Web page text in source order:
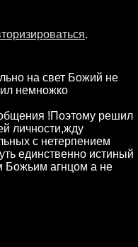
.
на свет Божий не
немножко
!Поэтому решил
личности,жду
с нетерпением
единственно истиный
Божьим агнцом а не